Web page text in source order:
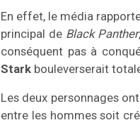
En effet, le média
principal de Black Panther
conséquent pas à
Stark bouleverserait
Les deux personnages
entre les hommes soit